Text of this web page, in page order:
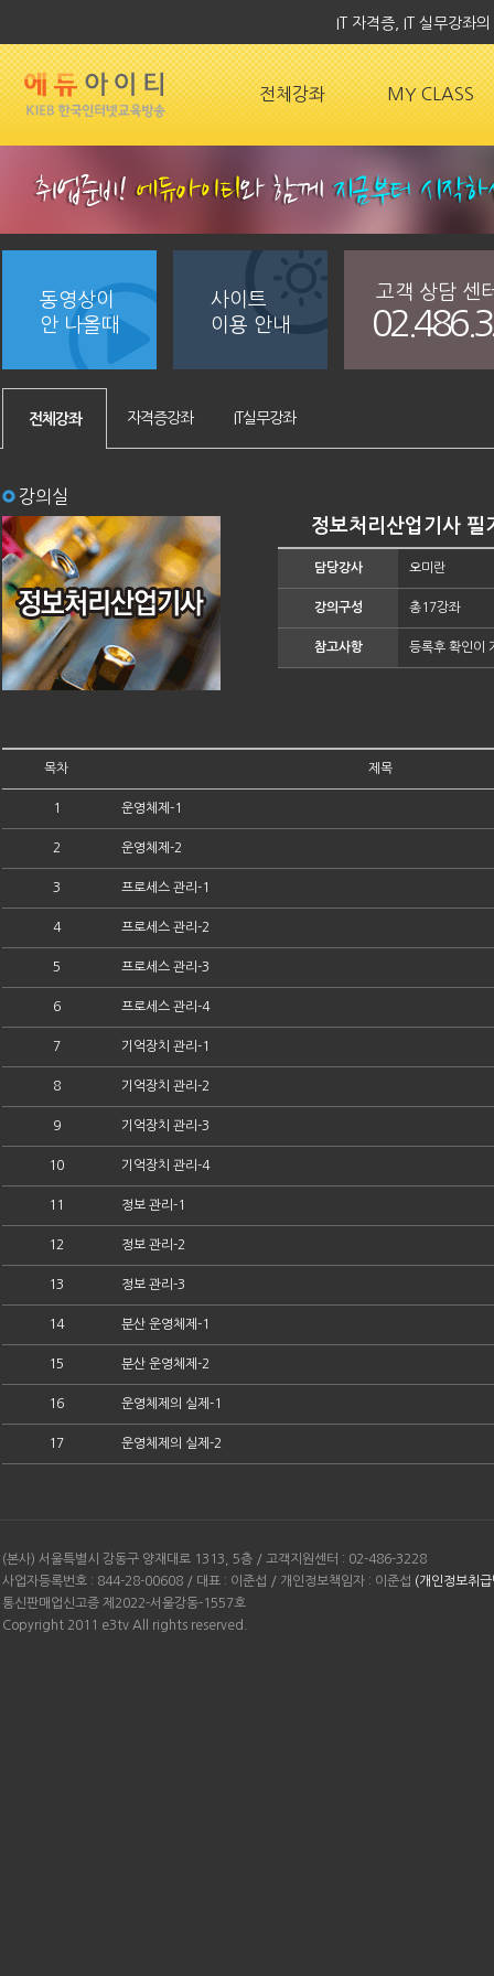
IT 자격증, IT 실무강좌
전체강좌 MY CLASS
동영상이
안 나올때
사이트
이용 안내
고객 상담 센
전체강좌 자격증강좌 IT실무강좌
강의실
정보처리산업기사 필
담당강사 오미란
강의구성 총17강좌
참고사항 등록후 확인이
목차 제목
1 운영체제-1
2 운영체제-2
3 프로세스 관리-1
4 프로세스 관리-2
5 프로세스 관리-3
6 프로세스 관리-4
7 기억장치 관리-1
8 기억장치 관리-2
9 기억장치 관리-3
10 기억장치 관리-4
11 정보 관리-1
12 정보 관리-2
13 정보 관리-3
14 분산 운영체제-1
15 분산 운영체제-2
16 운영체제의 실제-1
17 운영체제의 실제-2
(본사) 서울특별시 강동구 양재대로 1313, 5층 / 고객지원센터 : 02-486-3228
사업자등록번호 : 844-28-00608 / 대표 : 이준섭 / 개인정보책임자 : 이준섭 (개인정보취
통신판매업신고증 제2022-서울강동-1557호
Copyright 2011 e3tv All rights reserved.